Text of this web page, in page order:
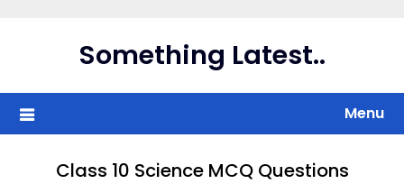
Something Latest..
Menu
Class 10 Science MCQ Questions